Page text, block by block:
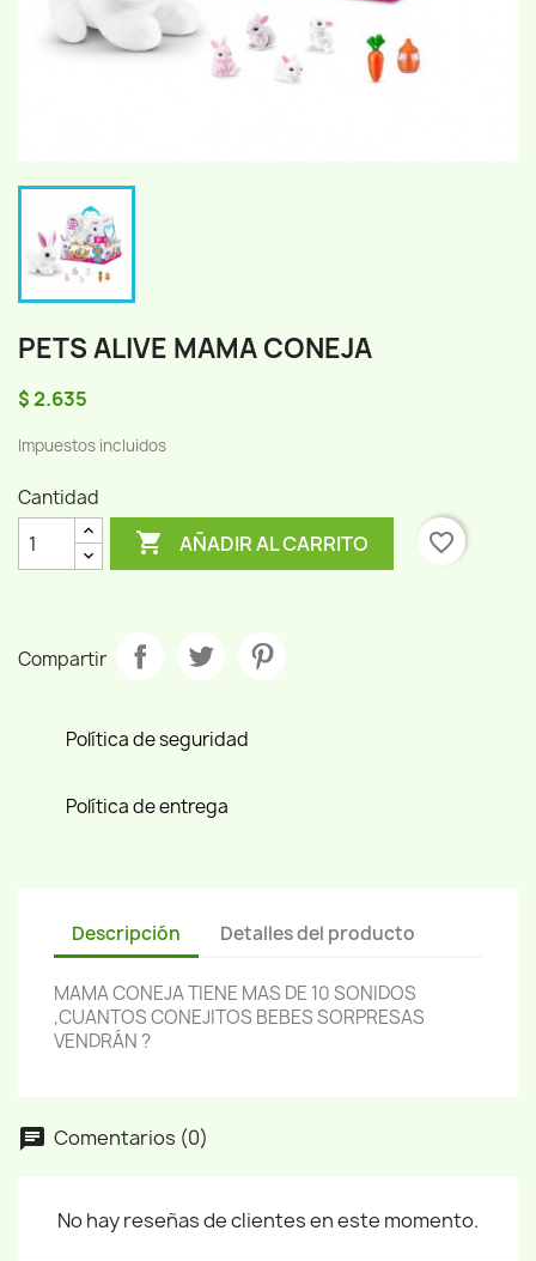
PETS ALIVE MAMA CONEJA
$ 2.635
Impuestos incluidos
Cantidad
 AÑADIR AL CARRITO favorite_border
Compartir
Política de seguridad
Política de entrega
Descripción Detalles del producto
MAMA CONEJA TIENE MAS DE 10 SONIDOS
,CUANTOS CONEJITOS BEBES SORPRESAS
VENDRÁN ?
Comentarios (0)
No hay reseñas de clientes en este momento.